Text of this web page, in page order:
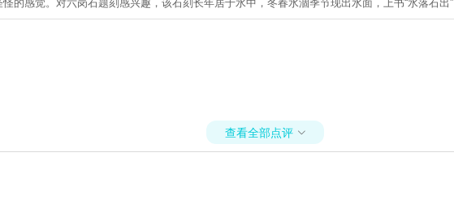
的感觉。对六岗石题刻感兴趣，该石刻长年居于水中，冬春水涸季节现出水面，上书“水落石出”
查看全部点评 